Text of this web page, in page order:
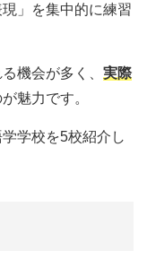
」を集中的に練習
機会が多く、 実際
魅力です。
学校を5校紹介し